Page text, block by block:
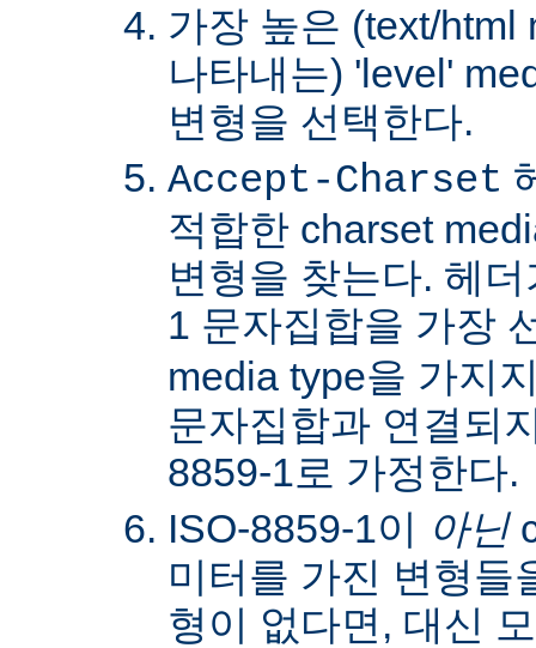
가장 높은 (text/html
나타내는) 'level'
변형을 선택한다.
Accept-Charset
적합한 charset
변형을 찾는다. 헤
1 문자집합을 가장
media type을 가지
문자집합과 연결되
8859-1로 가정한다.
ISO-8859-1이 아닌
미터를 가진 변형들
형이 없다면, 대신